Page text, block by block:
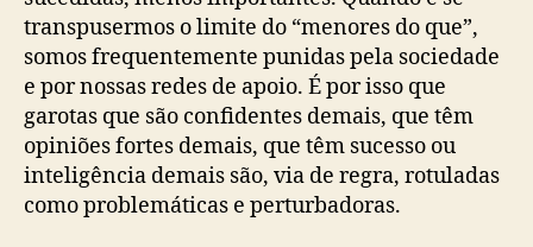
transpusermos o limite do “menores do que”,
somos frequentemente punidas pela sociedade
e por nossas redes de apoio. É por isso que
garotas que são confidentes demais, que têm
opiniões fortes demais, que têm sucesso ou
inteligência demais são, via de regra, rotuladas
como problemáticas e perturbadoras.